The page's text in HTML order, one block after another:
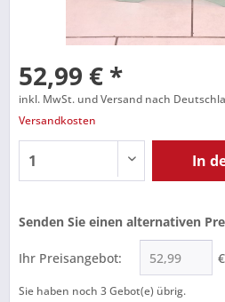
52,99 € *
inkl. MwSt. und Versand nach
Versandkosten
In
Senden Sie einen alternativen
Ihr Preisangebot: €
Sie haben noch 3Gebot(e) übrig.